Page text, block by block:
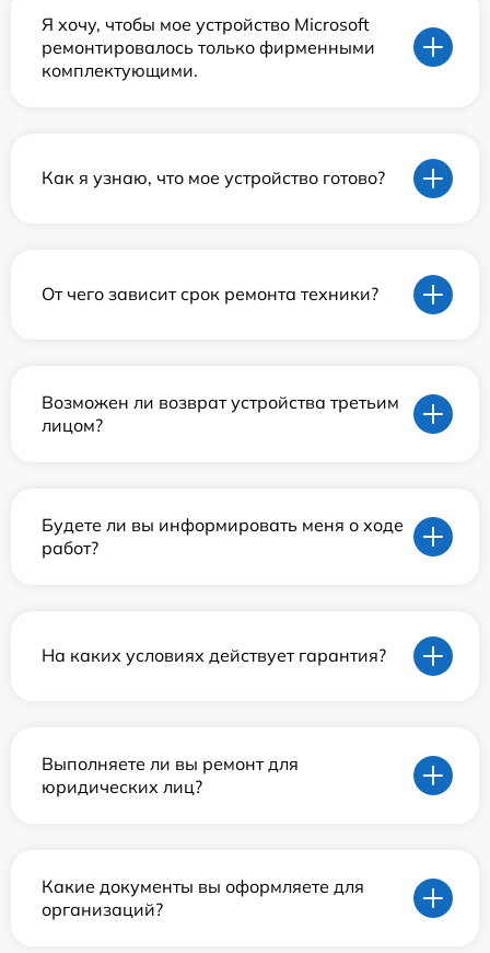
Я хочу, чтобы мое устройство Microsoft
ремонтировалось только фирменными
комплектующими.
Как я узнаю, что мое устройство готово?
От чего зависит срок ремонта техники?
Возможен ли возврат устройства третьим
лицом?
Будете ли вы информировать меня о ходе
работ?
На каких условиях действует гарантия?
Выполняете ли вы ремонт для
юридических лиц?
Какие документы вы оформляете для
организаций?